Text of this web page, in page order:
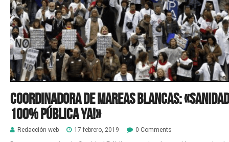
Coordinadora de Mareas Blancas: «Sanidad
100% pública ya!»
Redacción web 17 febrero, 2019 0 Comments